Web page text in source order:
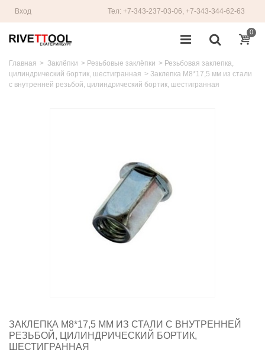
Вход Тел: +7-343-237-03-06, +7-343-344-62-63
0
Главная > Заклёпки > Резьбовые заклёпки > Резьбовая заклепка,
цилиндрический бортик, шестигранная > Заклепка M8*17,5 мм из стали
с внутренней резьбой, цилиндрический бортик, шестигранная
ЗАКЛЕПКА M8*17,5 ММ ИЗ СТАЛИ С ВНУТРЕННЕЙ
РЕЗЬБОЙ, ЦИЛИНДРИЧЕСКИЙ БОРТИК,
ШЕСТИГРАННАЯ